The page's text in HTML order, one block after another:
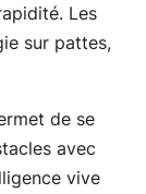
Les
sur pattes,
de se
avec
vive